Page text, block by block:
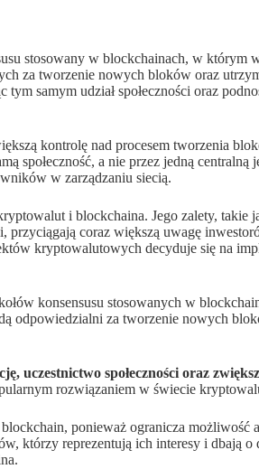
stosowany w blockchainach, w którym
za tworzenie nowych bloków oraz
samym udział społeczności oraz
kontrolę nad procesem tworzenia
społeczność, a nie przez jedną centralną
w zarządzaniu siecią.
i blockchaina. Jego zalety, takie
przyciągają coraz większą uwagę
kryptowalutowych decyduje się na
konsensusu stosowanych w
odpowiedzialni za tworzenie nowych
uczestnictwo społeczności oraz
rozwiązaniem w świecie
ponieważ ogranicza możliwość
którzy reprezentują ich interesy i dbają o